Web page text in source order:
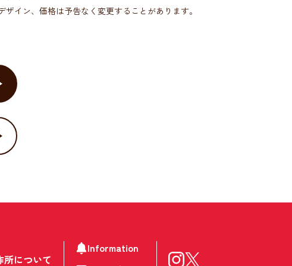
ザイン、価格は予告なく変更することがあります。
所について
Information